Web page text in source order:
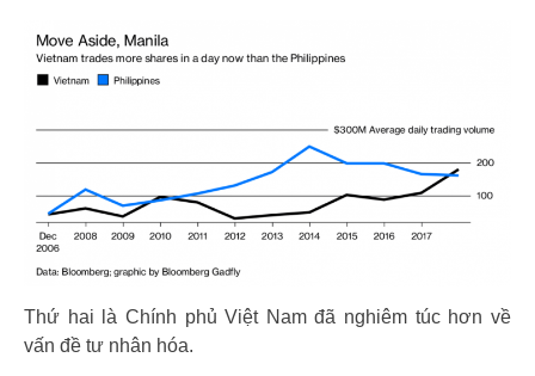
Thứ hai là Chính phủ Việt Nam đã nghiêm túc hơn về
vấn đề tư nhân hóa.